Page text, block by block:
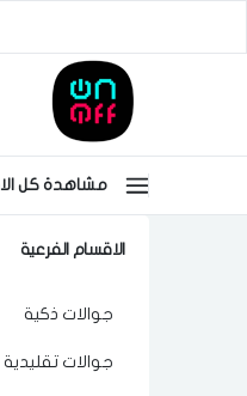
مشاهدة كل
الاقسام الفرعية
جوالات ذكية
جوالات تقليدية